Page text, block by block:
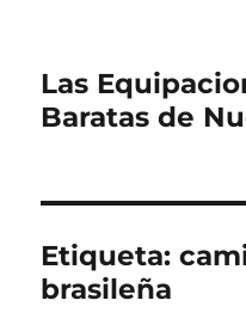
Las
Baratas de
Etiqueta:
brasileña